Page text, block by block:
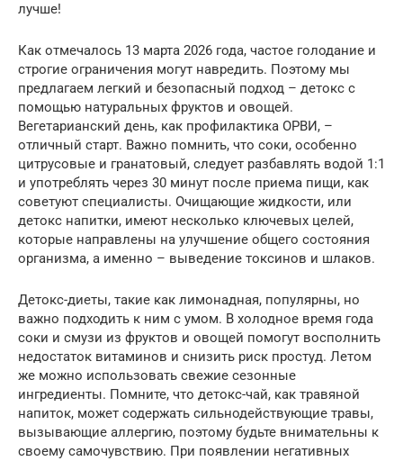
лучше!
Как отмечалось 13 марта 2026 года, частое голодание и
строгие ограничения могут навредить. Поэтому мы
предлагаем легкий и безопасный подход – детокс с
помощью натуральных фруктов и овощей.
Вегетарианский день, как профилактика ОРВИ, –
отличный старт. Важно помнить, что соки, особенно
цитрусовые и гранатовый, следует разбавлять водой 1:1
и употреблять через 30 минут после приема пищи, как
советуют специалисты. Очищающие жидкости, или
детокс напитки, имеют несколько ключевых целей,
которые направлены на улучшение общего состояния
организма, а именно – выведение токсинов и шлаков.
Детокс-диеты, такие как лимонадная, популярны, но
важно подходить к ним с умом. В холодное время года
соки и смузи из фруктов и овощей помогут восполнить
недостаток витаминов и снизить риск простуд. Летом
же можно использовать свежие сезонные
ингредиенты. Помните, что детокс-чай, как травяной
напиток, может содержать сильнодействующие травы,
вызывающие аллергию, поэтому будьте внимательны к
своему самочувствию. При появлении негативных